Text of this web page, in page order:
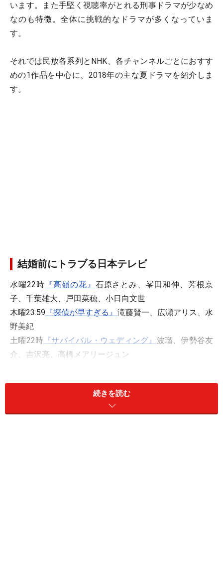
います。また手堅く視聴率がとれる刑事ドラマが少なめ
なのも特徴。全体に挑戦的なドラマが多くなっていま
す。
それでは民放各系列とNHK、各チャンネルごとにおすす
めの1作品を中心に、2018年の主な夏ドラマを紹介しま
す。
結婚前にトラブる日本テレビ
水曜22時 『高嶺の花』 石原さとみ、峯田和伸、芳根京
子、千葉雄大、戸田菜穂、小日向文世
木曜23:59 『探偵が早すぎる』 滝藤賢一、広瀬アリス、水
野美紀
土曜22時 『サバイバル・ウェディング』 波瑠、伊勢谷友
介、吉沢亮、高橋メアリージュン
祥太朗、梅沢富美男、小池栄子
今年になってドラマにヒットのない日本テレビは一発当
続きを読む